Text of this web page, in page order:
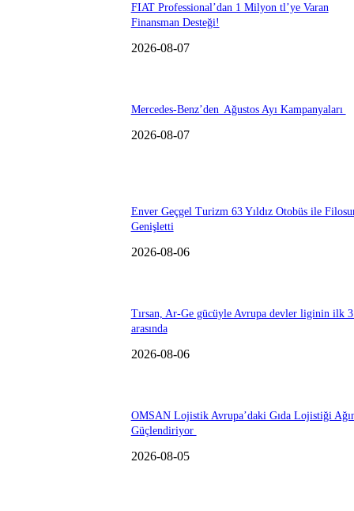
FIAT Professional’dan 1 Milyon tl’ye Varan
Finansman Desteği!
2026-08-07
Mercedes-Benz’den Ağustos Ayı Kampanyaları
2026-08-07
Enver Geçgel Turizm 63 Yıldız Otobüs ile
Genişletti
2026-08-06
Tırsan, Ar-Ge gücüyle Avrupa devler liginin ilk
arasında
2026-08-06
OMSAN Lojistik Avrupa’daki Gıda Lojistiği
Güçlendiriyor
2026-08-05